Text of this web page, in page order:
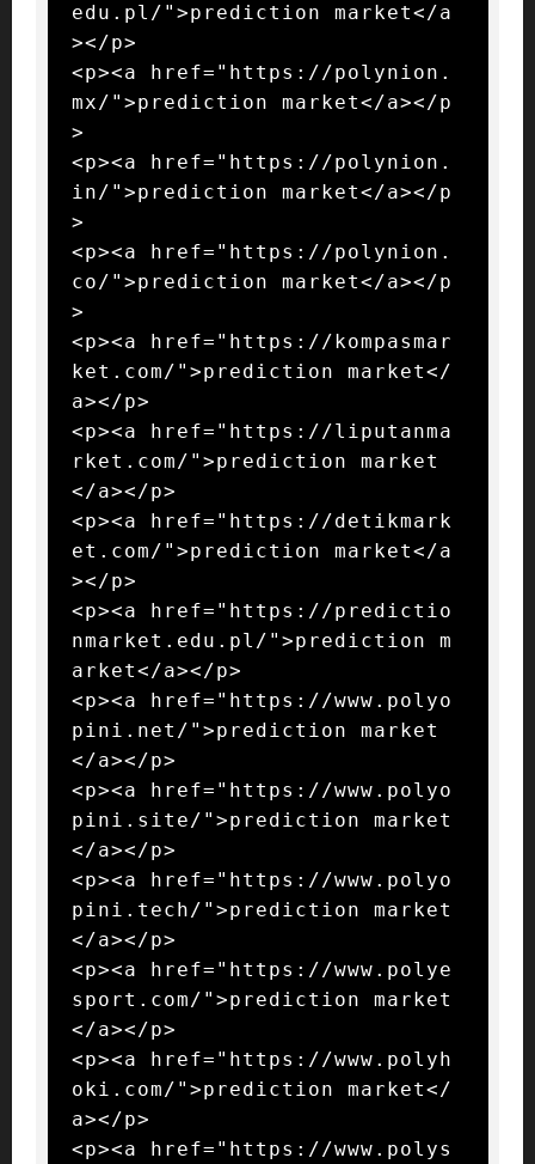
edu.pl/">prediction market</a
></p>
<p><a href="https://polynion.
mx/">prediction market</a></p
>
<p><a href="https://polynion.
in/">prediction market</a></p
>
<p><a href="https://polynion.
co/">prediction market</a></p
>
<p><a href="https://kompasmar
ket.com/">prediction market</
a></p>
<p><a href="https://liputanma
rket.com/">prediction market
</a></p>
<p><a href="https://detikmark
et.com/">prediction market</a
></p>
<p><a href="https://predictio
nmarket.edu.pl/">prediction m
arket</a></p>
<p><a href="https://www.polyo
pini.net/">prediction market
</a></p>
<p><a href="https://www.polyo
pini.site/">prediction market
</a></p>
<p><a href="https://www.polyo
pini.tech/">prediction market
</a></p>
<p><a href="https://www.polye
sport.com/">prediction market
</a></p>
<p><a href="https://www.polyh
oki.com/">prediction market</
a></p>
<p><a href="https://www.polys